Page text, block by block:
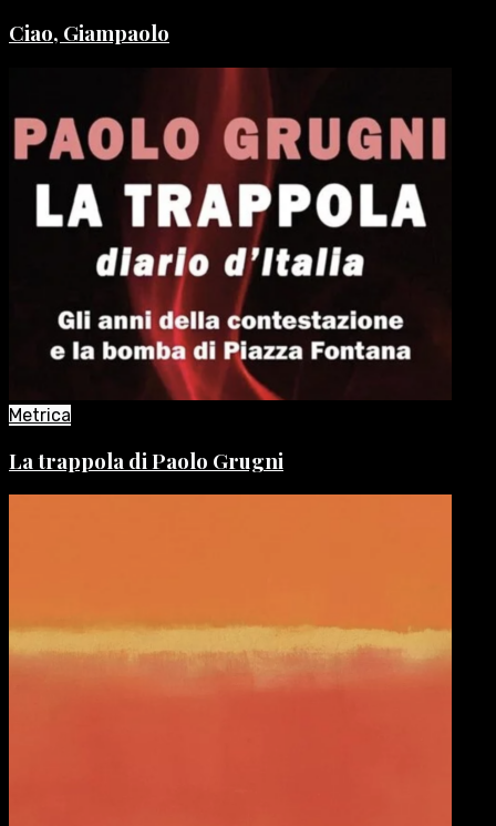
Ciao, Giampaolo
Metrica
La trappola di Paolo Grugni